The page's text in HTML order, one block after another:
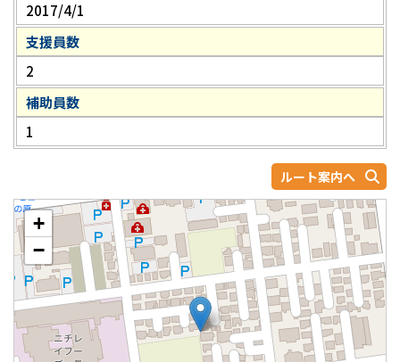
2017/4/1
支援員数
2
補助員数
1
ルート案内へ
+
−